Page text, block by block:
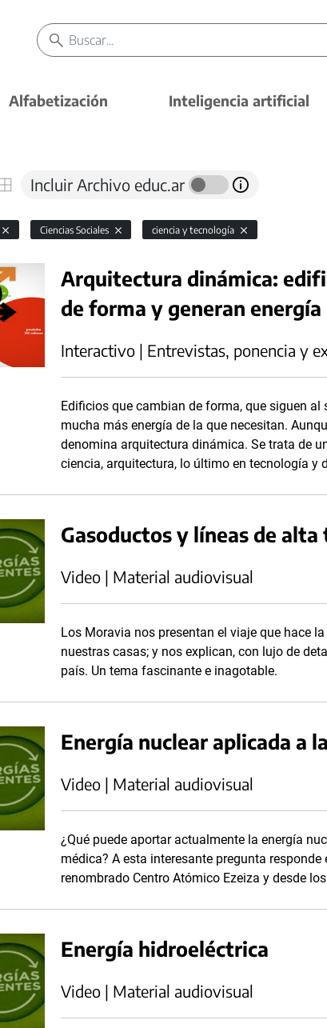
Alfabetización Inteligencia artificial
Incluir Archivo educ.ar
Ciencias Sociales ciencia y tecnología
Arquitectura dinámica:
de forma y generan energía
Interactivo | Entrevistas, ponencia y
Edificios que cambian de forma, que siguen
mucha más energía de la que necesitan.
denomina arquitectura dinámica. Se trata de
ciencia, arquitectura, lo último en tecnología y
Gasoductos y líneas de alta
Video | Material audiovisual
Los Moravia nos presentan el viaje que hace
nuestras casas; y nos explican, con lujo de
país. Un tema fascinante e inagotable.
Energía nuclear aplicada a
Video | Material audiovisual
¿Qué puede aportar actualmente la energía
médica? A esta interesante pregunta
renombrado Centro Atómico Ezeiza y desde
Energía hidroeléctrica
Video | Material audiovisual